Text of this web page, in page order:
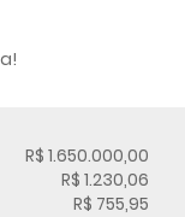
R$ 1.650.000,00
R$ 1.230,06
R$ 755,95